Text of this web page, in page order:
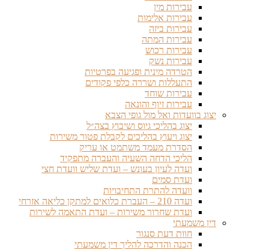
עבירות מין
עבירות אלימות
עבירות ביזה
עבירות המתה
עבירות רכוש
עבירות נשק
הטרדה מינית ופגיעה בפרטיות
התעללות ושררה כלפי פקודים
עבירות שוחד
עבירות זיוף והונאה
יצוג בוועדות ואל מול גופי הצבא
יצוג בהליכי גיוס ושיבוץ בצה״ל
יצוג ויעוץ בהליכים לקבלת פטור משירות
הסדרת מעמד משתמט או עריק
הליכי הדחה השעיה והעברה מתפקיד
ועדה לעיון בעונש – ועדת שליש וועדת חצי
ועדת סמים
וועדה להתרת התחיבויות
ועדה 210 – העברת כלואים למתקן כליאה אזרחי
ועדת שחרור משירות – ועדת התאמה לשירות
דין משמעתי
חוות דעת סנגור
הכנה והדרכה להליך דין משמעתי